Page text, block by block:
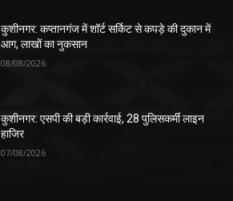
कुशीनगर: कप्तानगंज में शॉर्ट सर्किट से कपड़े की दुकान में
आग, लाखों का नुकसान
08/08/2026
कुशीनगर: एसपी की बड़ी कार्रवाई, 28 पुलिसकर्मी लाइन
हाजिर
07/08/2026